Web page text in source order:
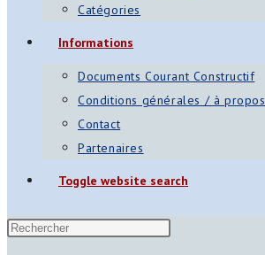
Catégories
Informations
Documents Courant Constructif
Conditions générales / à propos
Contact
Partenaires
Toggle website search